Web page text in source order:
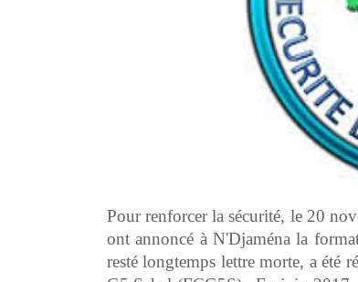
Pour renforcer la sécurité, le 20
ont annoncé à N'Djaména la
resté longtemps lettre morte, a été